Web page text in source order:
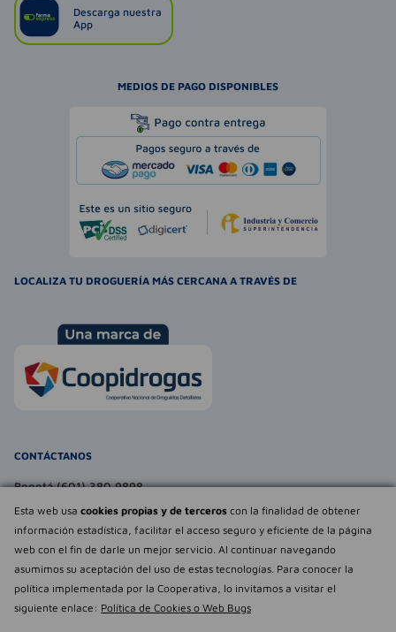
Esta web usa cookies propias y de terceros con la finalidad de obtener
información estadística, facilitar el acceso seguro y eficiente de la página
web con el fin de darle un mejor servicio. Al continuar navegando
asumimos su aceptación del uso de estas tecnologías. Para conocer la
política implementada por la Cooperativa, lo invitamos a visitar el
siguiente enlace: Política de Cookies o Web Bugs
Déjanos tu
opinión
Descarga nuestra
App
MEDIOS DE PAGO DISPONIBLES
LOCALIZA TU DROGUERÍA MÁS CERCANA A TRAVÉS DE
CONTÁCTANOS
Bogotá (601) 380 9898
atencionalcliente@farmaexpress.com
TE PUEDE INTERESAR
NOSOTROS
Empowered by